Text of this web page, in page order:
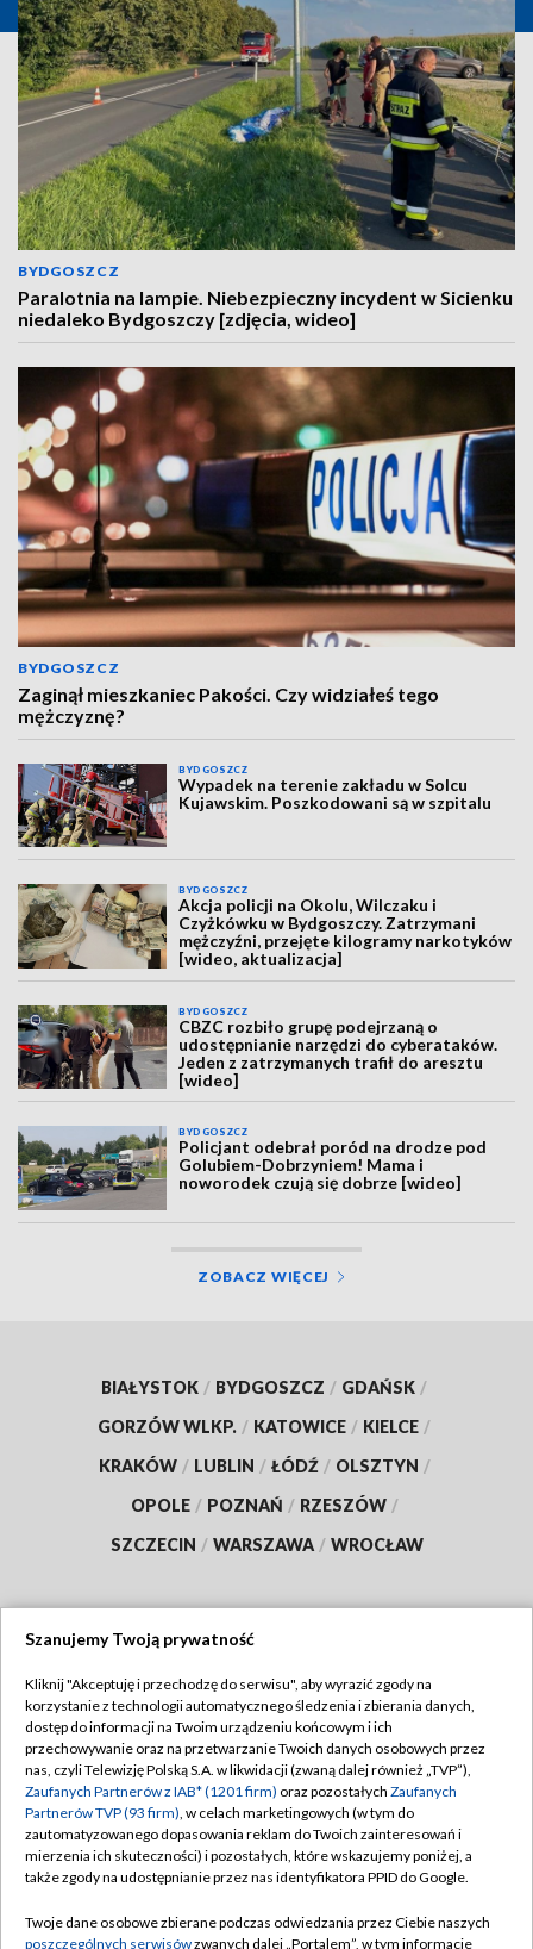
BYDGOSZCZ
Paralotnia na lampie. Niebezpieczny incydent w Sicienku
niedaleko Bydgoszczy [zdjęcia, wideo]
BYDGOSZCZ
Zaginął mieszkaniec Pakości. Czy widziałeś tego
mężczyznę?
BYDGOSZCZ
Wypadek na terenie zakładu w Solcu
Kujawskim. Poszkodowani są w szpitalu
BYDGOSZCZ
Akcja policji na Okolu, Wilczaku i
Czyżkówku w Bydgoszczy. Zatrzymani
mężczyźni, przejęte kilogramy narkotyków
[wideo, aktualizacja]
BYDGOSZCZ
CBZC rozbiło grupę podejrzaną o
udostępnianie narzędzi do cyberataków.
Jeden z zatrzymanych trafił do aresztu
[wideo]
BYDGOSZCZ
Policjant odebrał poród na drodze pod
Golubiem-Dobrzyniem! Mama i
noworodek czują się dobrze [wideo]
ZOBACZ WIĘCEJ
BIAŁYSTOK / BYDGOSZCZ / GDAŃSK /
GORZÓW WLKP. / KATOWICE / KIELCE /
KRAKÓW / LUBLIN / ŁÓDŹ / OLSZTYN /
OPOLE / POZNAŃ / RZESZÓW /
SZCZECIN / WARSZAWA / WROCŁAW
TVP
Abonament TVP
Emisja w TVP
Centrum informacji TVP
Naziemna Telewizja Cyfrowa
Rada Programowa
Regulamin TVP
Polityka prywatności
Moje zgody
Pomoc
Szanujemy Twoją prywatność
Kliknij "Akceptuję i przechodzę do serwisu", aby wyrazić zgody na
korzystanie z technologii automatycznego śledzenia i zbierania danych,
dostęp do informacji na Twoim urządzeniu końcowym i ich
przechowywanie oraz na przetwarzanie Twoich danych osobowych przez
nas, czyli Telewizję Polską S.A. w likwidacji (zwaną dalej również „TVP”),
Zaufanych Partnerów z IAB* (1201 firm) oraz pozostałych Zaufanych
Partnerów TVP (93 firm), w celach marketingowych (w tym do
zautomatyzowanego dopasowania reklam do Twoich zainteresowań i
mierzenia ich skuteczności) i pozostałych, które wskazujemy poniżej, a
także zgody na udostępnianie przez nas identyfikatora PPID do Google.
Twoje dane osobowe zbierane podczas odwiedzania przez Ciebie naszych
poszczególnych serwisówzwanych dalej „Portalem”, w tym informacje